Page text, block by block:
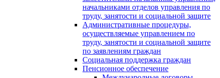
начальниками отделов управления по
труду, занятости и социальной защите
Административные процедуры,
осуществляемые управлением по
труду, занятости и социальной защите
по заявлениям граждан
Социальная поддержка граждан
Пенсионное обеспечение